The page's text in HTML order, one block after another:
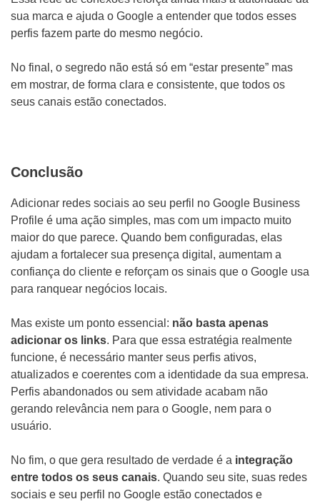
sua marca e ajuda o Google a entender que todos esses
perfis fazem parte do mesmo negócio.
No final, o segredo não está só em “estar presente” mas
em mostrar, de forma clara e consistente, que todos os
seus canais estão conectados.
Conclusão
Adicionar redes sociais ao seu perfil no Google Business
Profile é uma ação simples, mas com um impacto muito
maior do que parece. Quando bem configuradas, elas
ajudam a fortalecer sua presença digital, aumentam a
confiança do cliente e reforçam os sinais que o Google usa
para ranquear negócios locais.
Mas existe um ponto essencial: não basta apenas
adicionar os links. Para que essa estratégia realmente
funcione, é necessário manter seus perfis ativos,
atualizados e coerentes com a identidade da sua empresa.
Perfis abandonados ou sem atividade acabam não
gerando relevância nem para o Google, nem para o
usuário.
No fim, o que gera resultado de verdade é a integração
entre todos os seus canais. Quando seu site, suas redes
sociais e seu perfil no Google estão conectados e